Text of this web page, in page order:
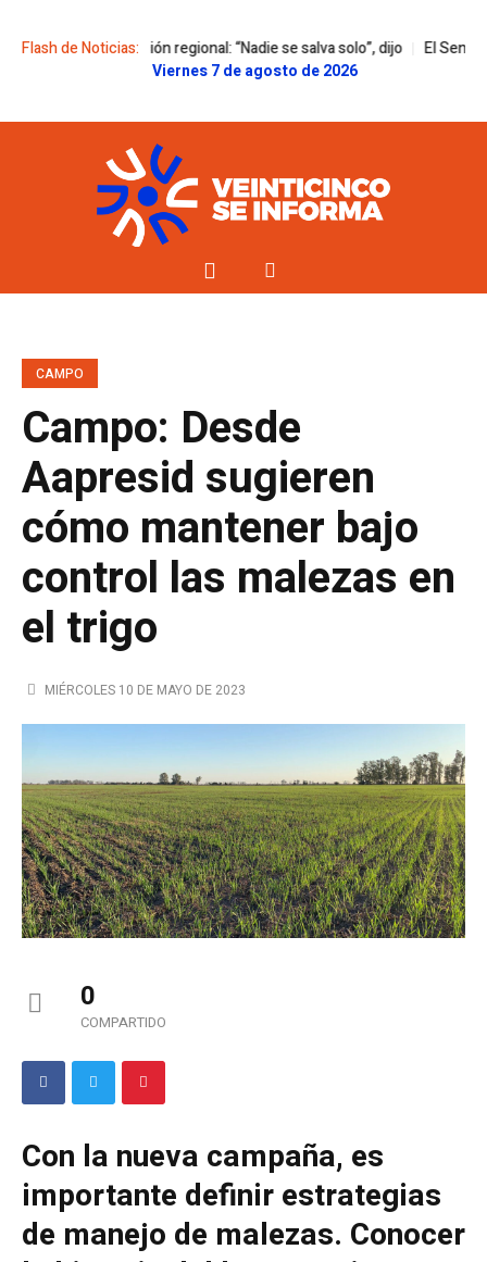
Flash de Noticias:
regional: “Nadie se salva solo”, dijo
El Senado le dio media
Viernes 7 de agosto de 2026
CAMPO
Campo: Desde
Aapresid sugieren
cómo mantener bajo
control las malezas en
el trigo
MIÉRCOLES 10 DE MAYO DE 2023
0
COMPARTIDO
Con la nueva campaña, es
importante definir estrategias
de manejo de malezas. Conocer